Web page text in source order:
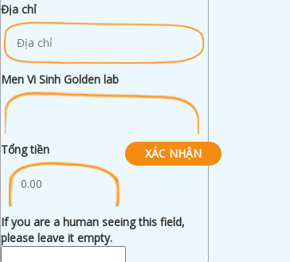
Địa chỉ
Men Vi Sinh Golden lab
Tổng tiền
0.00
If you are a human seeing this field,
please leave it empty.